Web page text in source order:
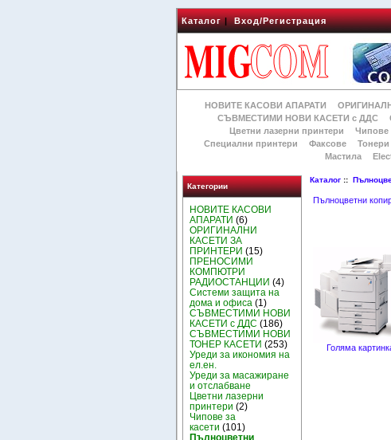
Каталог|Вход/Регистрация
НОВИТЕ КАСОВИ АПАРАТИ
СЪВМЕСТИМИ НОВИ КАСЕТИ с ДДС
Цветни лазерни принтери
Чипове
Специални принтери
Факсове Тонери
Мастила
Категории
НОВИТЕ КАСОВИ
АПАРАТИ (6)
ОРИГИНАЛНИ
КАСЕТИ ЗА
ПРИНТЕРИ (15)
ПРЕНОСИМИ
КОМПЮТРИ
РАДИОСТАНЦИИ (4)
Системи защита на
дома и офиса (1)
СЪВМЕСТИМИ НОВИ
КАСЕТИ с ДДС (186)
СЪВМЕСТИМИ НОВИ
ТОНЕР КАСЕТИ (253)
Уреди за икономия на
ел.ен.
Уреди за масажиране
и отслабване
Цветни лазерни
принтери (2)
Чипове за
касети (101)
Пълноцветни
Каталог ::
Пълноцветни
Голяма